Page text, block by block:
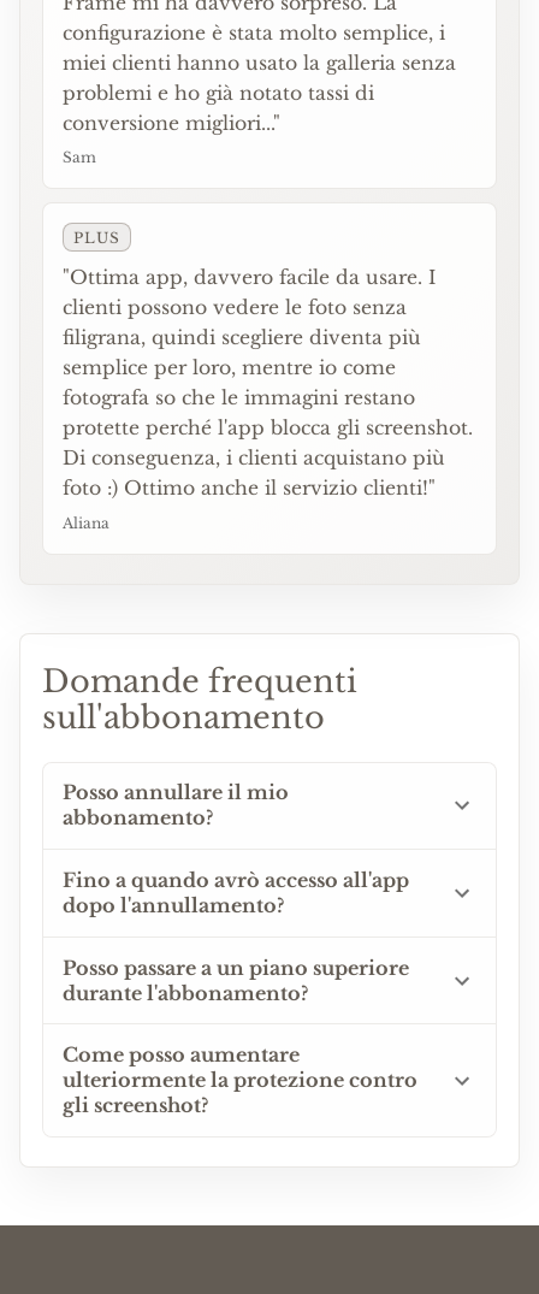
configurazione è stata molto semplice, i
miei clienti hanno usato la galleria senza
problemi e ho già notato tassi di
conversione migliori..."
Sam
PLUS
"Ottima app, davvero facile da usare. I
clienti possono vedere le foto senza
filigrana, quindi scegliere diventa più
semplice per loro, mentre io come
fotografa so che le immagini restano
protette perché l'app blocca gli screenshot.
Di conseguenza, i clienti acquistano più
foto :) Ottimo anche il servizio clienti!"
Aliana
Domande frequenti
sull'abbonamento
Posso annullare il mio
abbonamento?
Fino a quando avrò accesso all'app
dopo l'annullamento?
Posso passare a un piano superiore
durante l'abbonamento?
Come posso aumentare
ulteriormente la protezione contro
gli screenshot?